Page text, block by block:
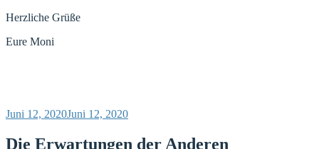
Herzliche Grüße
Eure Moni
Veröffentlicht
Juni 12, 2020Juni 12, 2020
Die Erwartungen der Anderen